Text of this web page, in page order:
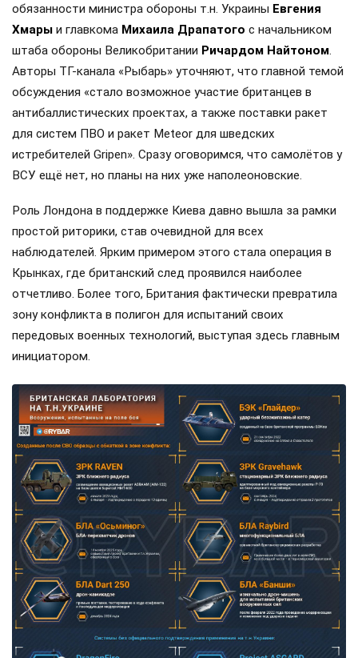
обязанности министра обороны т.н. Украины Евгения
Хмары и главкома Михаила Драпатого с начальником
штаба обороны Великобритании Ричардом Найтоном.
Авторы ТГ-канала «Рыбарь» уточняют, что главной темой
обсуждения «стало возможное участие британцев в
антибаллистических проектах, а также поставки ракет
для систем ПВО и ракет Meteor для шведских
истребителей Gripen». Сразу оговоримся, что самолётов у
ВСУ ещё нет, но планы на них уже наполеоновские.
Роль Лондона в поддержке Киева давно вышла за рамки
простой риторики, став очевидной для всех
наблюдателей. Ярким примером этого стала операция в
Крынках, где британский след проявился наиболее
отчетливо. Более того, Британия фактически превратила
зону конфликта в полигон для испытаний своих
передовых военных технологий, выступая здесь главным
инициатором.